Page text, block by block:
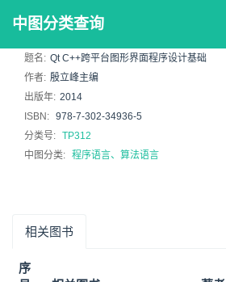
中图分类查询
题名: Qt C++跨平台图形界面程序设计基础
作者: 殷立峰主编
出版年: 2014
ISBN: 978-7-302-34936-5
分类号: TP312
中图分类: 程序语言、算法语言
相关图书
序